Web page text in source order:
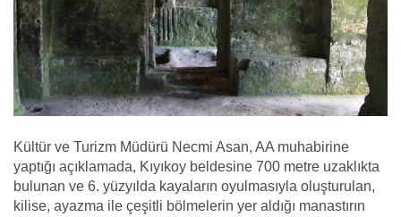
Kültür ve Turizm Müdürü Necmi Asan, AA muhabirine
yaptığı açıklamada, Kıyıkoy beldesine 700 metre uzaklıkta
bulunan ve 6. yüzyılda kayaların oyulmasıyla oluşturulan,
kilise, ayazma ile çeşitli bölmelerin yer aldığı manastırın